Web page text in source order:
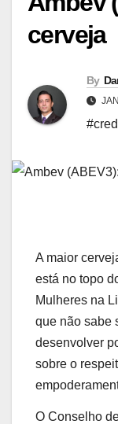
cerveja
By
A maior
está no topo
Mulheres na
que não sabe
desenvolver
sobre o
O Conselho